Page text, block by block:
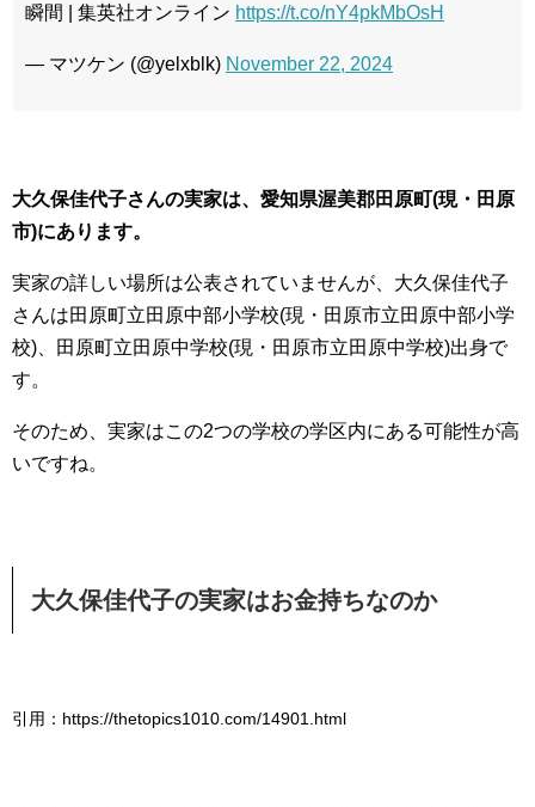
瞬間 | 集英社オンライン https://t.co/nY4pkMbOsH
— マツケン (@yelxblk) November 22, 2024
大久保佳代子さんの実家は、愛知県渥美郡田原町(現・田原
市)にあります。
実家の詳しい場所は公表されていませんが、大久保佳代子
さんは田原町立田原中部小学校(現・田原市立田原中部小学
校)、田原町立田原中学校(現・田原市立田原中学校)出身で
す。
そのため、実家はこの2つの学校の学区内にある可能性が高
いですね。
大久保佳代子の実家はお金持ちなのか
引用：https://thetopics1010.com/14901.html